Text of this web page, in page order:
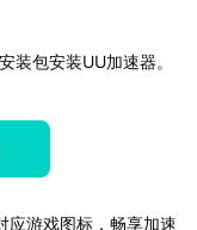
装包安装UU加速器。
应游戏图标，畅享加速